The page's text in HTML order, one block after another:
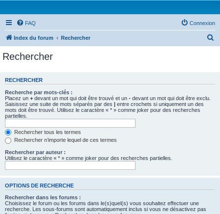
FAQ Connexion
Index du forum Rechercher
e
Rechercher
RECHERCHER
Recherche par mots-clés :
Placez un + devant un mot qui doit être trouvé et un - devant un mot qui doit être exclu.
Saisissez une suite de mots séparés par des | entre crochets si uniquement un des
mots doit être trouvé. Utilisez le caractère « * » comme joker pour des recherches
partielles.
Rechercher tous les termes
Rechercher n’importe lequel de ces termes
Rechercher par auteur :
Utilisez le caractère « * » comme joker pour des recherches partielles.
OPTIONS DE RECHERCHE
Rechercher dans les forums :
Choisissez le forum ou les forums dans le(s)quel(s) vous souhaitez effectuer une
recherche. Les sous-forums sont automatiquement inclus si vous ne désactivez pas